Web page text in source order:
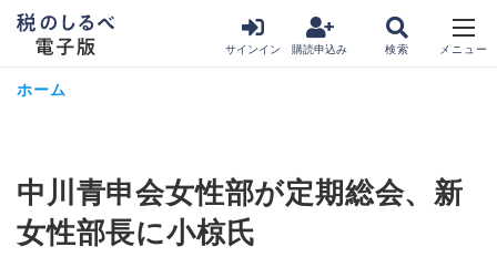
サインイン 購読申込み
ホーム
中川青申会女性部が定期総会、新
女性部長に小椋氏